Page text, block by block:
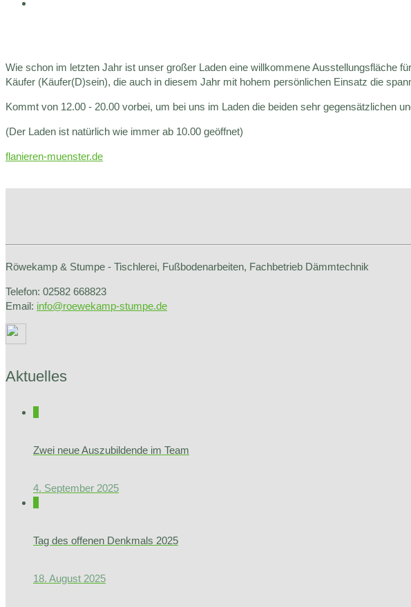
Wie schon im letzten Jahr ist unser großer Laden eine willkommene Ausstellungsfläche
Käufer (Käufer(D)sein), die auch in diesem Jahr mit hohem persönlichen Einsatz die
Kommt von 12.00 - 20.00 vorbei, um bei uns im Laden die beiden sehr gegensätzlichen
(Der Laden ist natürlich wie immer ab 10.00 geöffnet)
flanieren-muenster.de
Röwekamp & Stumpe - Tischlerei, Fußbodenarbeiten, Fachbetrieb Dämmtechnik
Telefon: 02582 668823
Email: info@roewekamp-stumpe.de
Aktuelles
Zwei neue Auszubildende im Team
4. September 2025
Tag des offenen Denkmals 2025
18. August 2025